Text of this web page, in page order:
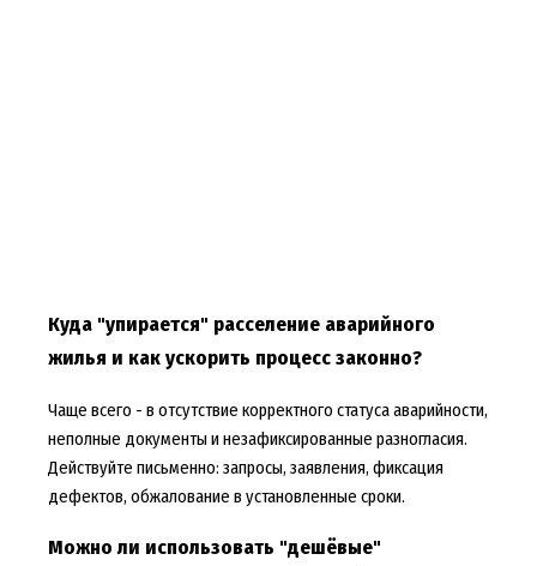
Куда "упирается" расселение аварийного
жилья и как ускорить процесс законно?
Чаще всего - в отсутствие корректного статуса аварийности,
неполные документы и незафиксированные разногласия.
Действуйте письменно: запросы, заявления, фиксация
дефектов, обжалование в установленные сроки.
Можно ли использовать "дешёвые"